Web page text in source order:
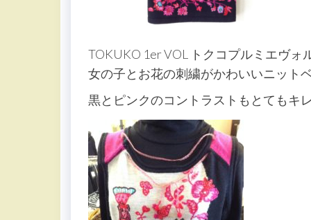
TOKUKO 1er VOL トクコプルミエヴォ
女の子とお花の刺繍がかわいいニットベ
黒とピンクのコントラストもとてもキ